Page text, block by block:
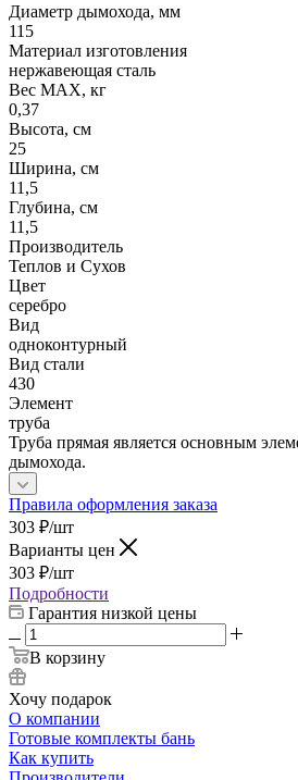
Диаметр дымохода, мм
115
Материал изготовления
нержавеющая сталь
Вес МАХ, кг
0,37
Высота, см
25
Ширина, см
11,5
Глубина, см
11,5
Производитель
Теплов и Сухов
Цвет
серебро
Вид
одноконтурный
Вид стали
430
Элемент
труба
Труба прямая является основным
дымохода.
Правила оформления заказа
303 ₽/шт
Варианты цен
303 ₽/шт
Подробности
Гарантия низкой цены
В корзину
Хочу подарок
О компании
Готовые комплекты бань
Как купить